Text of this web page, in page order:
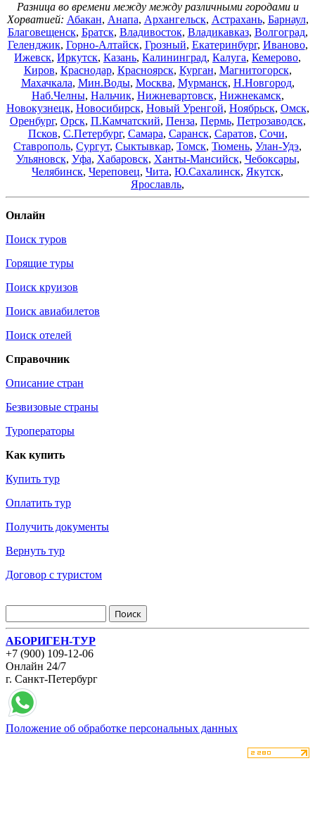
Разница во времени между между различными городами и
Хорватией: Абакан, Анапа, Архангельск, Астрахань, Барнаул,
Благовещенск, Братск, Владивосток, Владикавказ, Волгоград,
Геленджик, Горно-Алтайск, Грозный, Екатеринбург, Иваново,
Ижевск, Иркутск, Казань, Калининград, Калуга, Кемерово,
Киров, Краснодар, Красноярск, Курган, Магнитогорск,
Махачкала, Мин.Воды, Москва, Мурманск, Н.Новгород,
Наб.Челны, Нальчик, Нижневартовск, Нижнекамск,
Новокузнецк, Новосибирск, Новый Уренгой, Ноябрьск, Омск,
Оренбург, Орск, П.Камчатский, Пенза, Пермь, Петрозаводск,
Псков, С.Петербург, Самара, Саранск, Саратов, Сочи,
Ставрополь, Сургут, Сыктывкар, Томск, Тюмень, Улан-Удэ,
Ульяновск, Уфа, Хабаровск, Ханты-Мансийск, Чебоксары,
Челябинск, Череповец, Чита, Ю.Сахалинск, Якутск,
Ярославль,
Онлайн
Поиск туров
Горящие туры
Поиск круизов
Поиск авиабилетов
Поиск отелей
Справочник
Описание стран
Безвизовые страны
Туроператоры
Как купить
Купить тур
Оплатить тур
Получить документы
Вернуть тур
Договор с туристом
АБОРИГЕН-ТУР
+7 (900) 109-12-06
Онлайн 24/7
г. Санкт-Петербург
Положение об обработке персональных данных